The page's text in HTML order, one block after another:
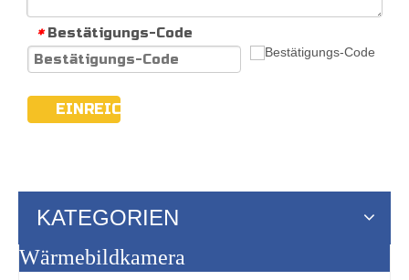
* Bestätigungs-Code
EINREICHEN
KATEGORIEN
Wärmebildkamera